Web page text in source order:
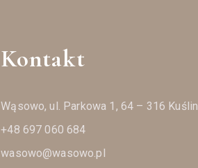
Kontakt
Wąsowo, ul. Parkowa 1, 64 – 316 Kuślin
+48 697 060 684
wasowo@wasowo.pl